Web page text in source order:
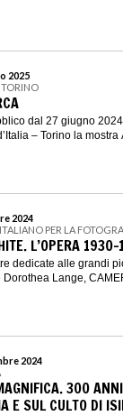
2025
TORINO
dal 27 giugno
– Torino la mostra
2024
PER LA
L’OPERA
dedicate alle grandi
Lange,
2024
300
E SUL CULTO DI